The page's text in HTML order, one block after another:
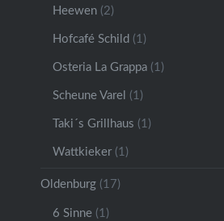
Heewen (2)
Hofcafé Schild (1)
Osteria La Grappa (1)
Scheune Varel (1)
Taki´s Grillhaus (1)
Wattkieker(1)
Oldenburg (17)
6 Sinne (1)